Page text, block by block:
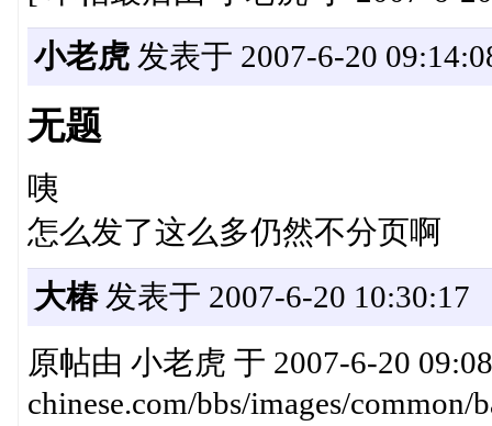
小老虎发表于 2007-6-20
无题
咦
怎么发了这么多仍然不分页啊
大椿发表于 2007-6-20 10:30:17
原帖由 小老虎 于 2007-6-20
chinese.com/bbs/images/common/